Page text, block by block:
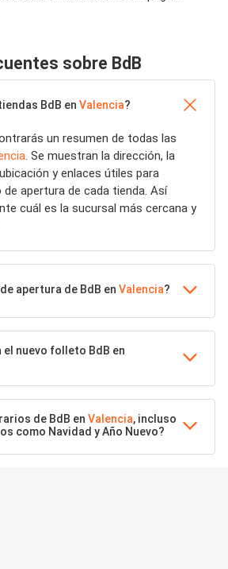
sobre BdB
BdB en Valencia?
un resumen de todas las
. Se muestran la dirección, la
y enlaces útiles para
apertura de cada tienda. Así
cuál es la sucursal más cercana y
apertura de BdB en Valencia?
el nuevo folleto BdB en
de BdB en Valencia, incluso
como Navidad y Año Nuevo?